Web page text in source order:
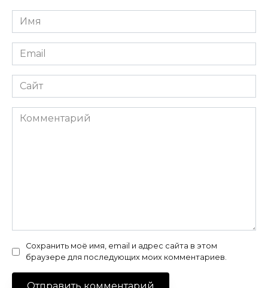
Имя
*
Email
*
Сайт
Комментарий
Сохранить моё имя, email и адрес сайта в этом
браузере для последующих моих комментариев.